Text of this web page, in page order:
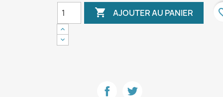
 AJOUTER AU PANIER